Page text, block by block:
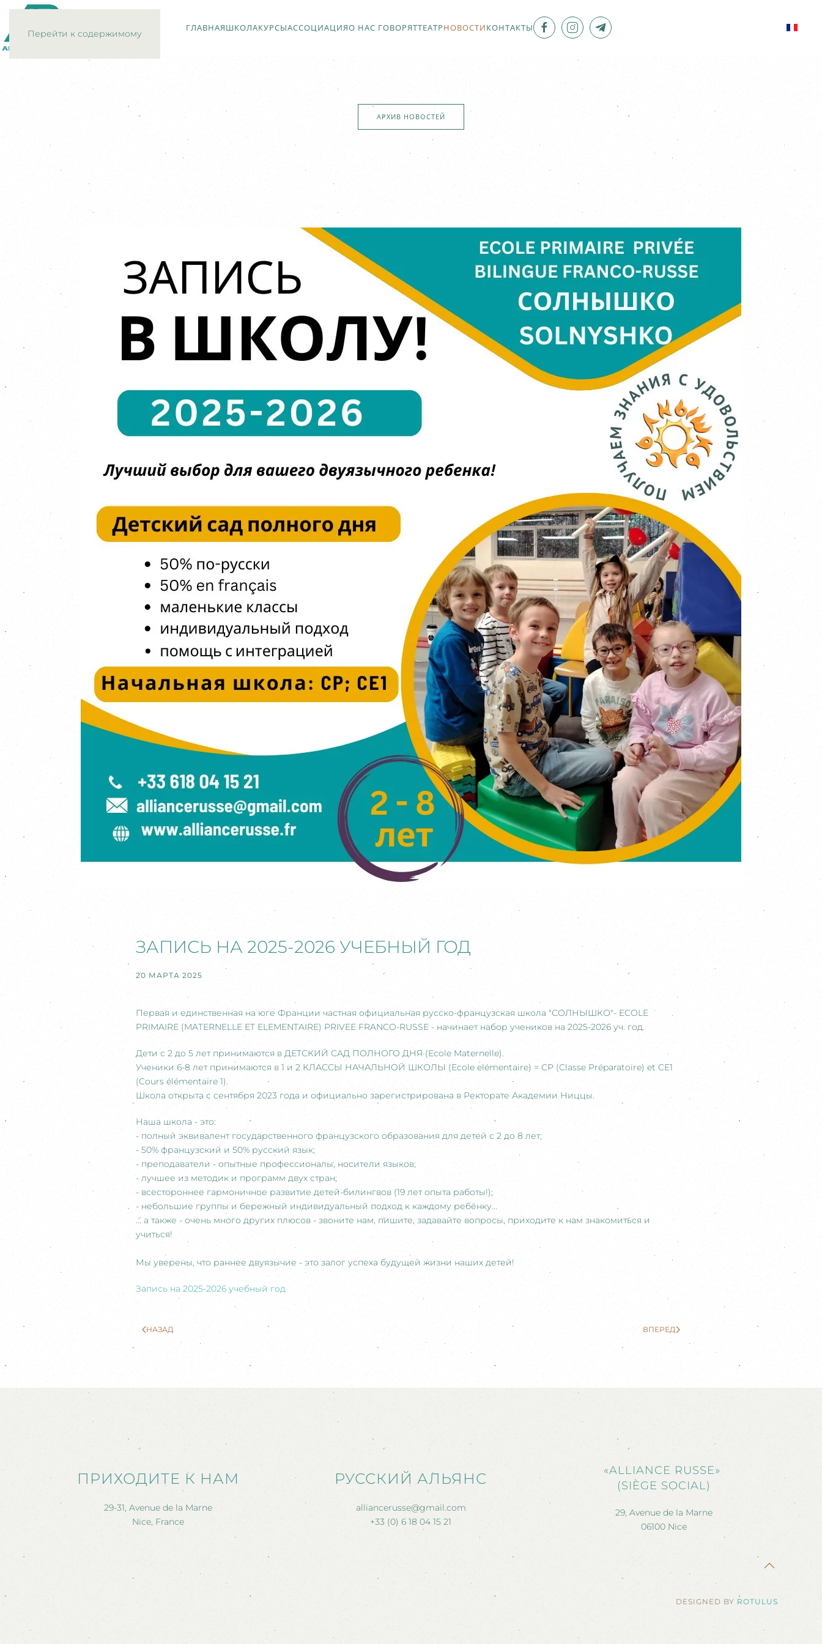
Перейти к содержимому
ГЛАВНАЯШКОЛАКУРСЫАССОЦИАЦИЯО НАС ГОВОРЯТТЕАТРНОВОСТИКОНТАКТЫ
АРХИВ НОВОСТЕЙ
ЗАПИСЬ НА 2025-2026 УЧЕБНЫЙ ГОД
20 МАРТА 2025
Первая и единственная на юге Франции частная официальная русско-французская школа "СОЛНЫШКО"- ECOLE
PRIMAIRE (MATERNELLE ET ELEMENTAIRE) PRIVEE FRANCO-RUSSE - начинает набор учеников на 2025-2026 уч. год.
Дети с 2 до 5 лет принимаются в ДЕТСКИЙ САД ПОЛНОГО ДНЯ (Ecole Maternelle).
Ученики 6-8 лет принимаются в 1 и 2 КЛАССЫ НАЧАЛЬНОЙ ШКОЛЫ (Ecole elémentaire) = CP (Classe Préparatoire) et CE1
(Cours élémentaire 1).
Школа открыта с сентября 2023 года и официально зарегистрирована в Ректорате Академии Ниццы.
Наша школа - это:
- полный эквивалент государственного французского образования для детей с 2 до 8 лет;
- 50% французский и 50% русский язык;
- преподаватели - опытные профессионалы, носители языков;
- лучшее из методик и программ двух стран;
- всестороннее гармоничное развитие детей-билингвов (19 лет опыта работы!);
- небольшие группы и бережный индивидуальный подход к каждому ребёнку...
... а также - очень много других плюсов - звоните нам, пишите, задавайте вопросы, приходите к нам знакомиться и
учиться!
Мы уверены, что раннее двуязычие - это залог успеха будущей жизни наших детей!
Запись на 2025-2026 учебный год
НАЗАД ВПЕРЕД
ПРИХОДИТЕ К НАМ
29-31, Avenue de la Marne
Nice, France
РУССКИЙ АЛЬЯНС
alliancerusse@gmail.com
+33 (0) 6 18 04 15 21
«ALLIANCE RUSSE»
(SIÈGE SOCIAL)
29, Avenue de la Marne
06100 Nice
DESIGNED BY ROTULUS